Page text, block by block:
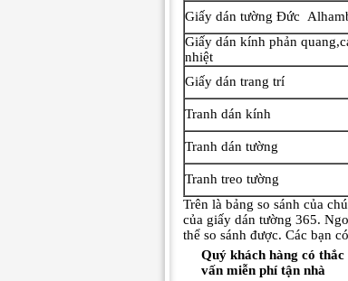
Giấy dán tường Đức
Giấy dán kính phản
nhiệt
Giấy dán trang trí
Tranh dán kính
Tranh dán tường
Tranh treo tường
Trên là bảng so sánh của
của giấy dán tường 365.
thể so sánh được. Các bạn
Quý khách hàng có
vấn miễn phí tận nhà